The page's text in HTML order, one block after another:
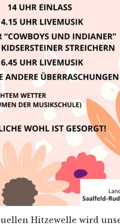
Hitzewelle wird